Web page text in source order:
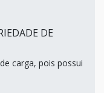
DE
carga, pois possui